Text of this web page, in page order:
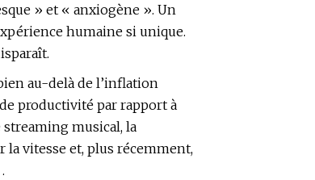
» et « anxiogène ». Un
humaine si unique.
au-delà de l’inflation
productivité par rapport à
musical, la
vitesse et, plus récemment,